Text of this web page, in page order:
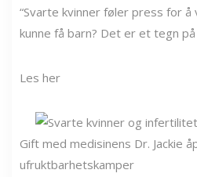
“Svarte kvinner føler press for
kunne få barn? Det er et tegn
Les her
Gift med medisinens Dr. Jackie
ufruktbarhetskamper